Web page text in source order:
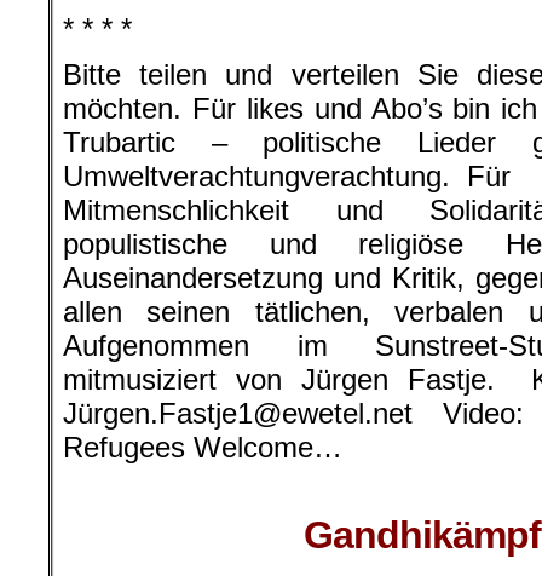
* * * *
Bitte teilen und verteilen Sie
möchten. Für likes und Abo’s bin
Trubartic – politische Lieder
Umweltverachtungverachtung.
Mitmenschlichkeit und
populistische und religiöse
Auseinandersetzung und Kritik,
allen seinen tätlichen,
Aufgenommen im Sunstreet-
mitmusiziert von Jürgen Fastje.
Jürgen.Fastje1@ewetel.net
Refugees Welcome…